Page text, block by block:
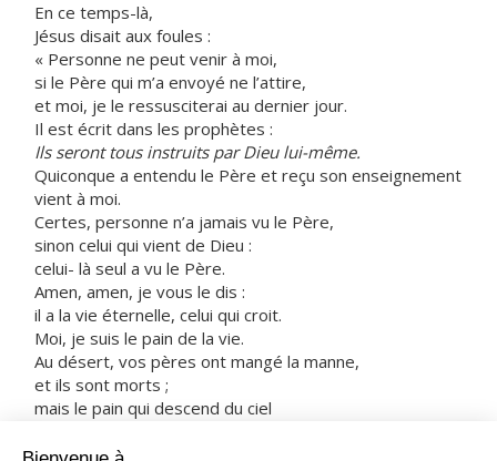
En ce temps-là,
Jésus disait aux foules :
« Personne ne peut venir à moi,
si le Père qui m’a envoyé ne l’attire,
et moi, je le ressusciterai au dernier jour.
Il est écrit dans les prophètes :
Ils seront tous instruits par Dieu lui-même.
Quiconque a entendu le Père et reçu son enseignement
vient à moi.
Certes, personne n’a jamais vu le Père,
sinon celui qui vient de Dieu :
celui- là seul a vu le Père.
Amen, amen, je vous le dis :
il a la vie éternelle, celui qui croit.
Moi, je suis le pain de la vie.
Au désert, vos pères ont mangé la manne,
et ils sont morts ;
mais le pain qui descend du ciel
Moi, je suis le pain vivant,